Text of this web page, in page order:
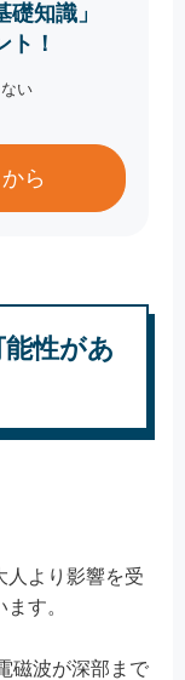
知識」
ト！
い
ら
性があ
人より影響を受
す。
磁波が深部まで